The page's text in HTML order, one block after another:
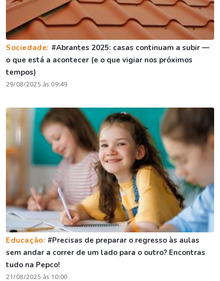
Sociedade: #Abrantes 2025: casas continuam a subir —
o que está a acontecer (e o que vigiar nos próximos
tempos)
29/08/2025 às 09:49
Educação:#Precisas de preparar o regresso às aulas
sem andar a correr de um lado para o outro? Encontras
tudo na Pepco!
21/08/2025 às 10:00